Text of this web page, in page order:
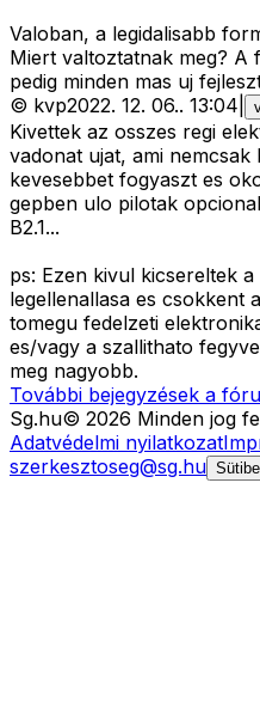
Valoban, a legidalisabb
Miert valtoztatnak meg? A
pedig minden mas uj
© kvp2022. 12. 06.. 13:04
Kivettek az osszes regi
vadonat ujat, ami
kevesebbet fogyaszt es
gepben ulo pilotak
B2.1...
ps: Ezen kivul kicsereltek
legellenallasa es csokkent
tomegu fedelzeti
es/vagy a szallithato
meg nagyobb.
További bejegyzések a
Sg.hu© 2026 Minden jog
Adatvédelmi nyilatkozat
szerkesztoseg@sg.hu